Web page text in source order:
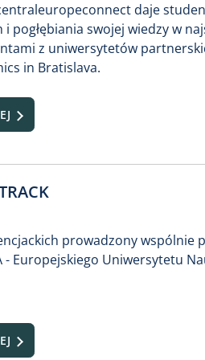
daje
pogłębiania swojej wiedzy w
z uniwersytetów
in Bratislava.
prowadzony
- Europejskiego Uniwersytetu